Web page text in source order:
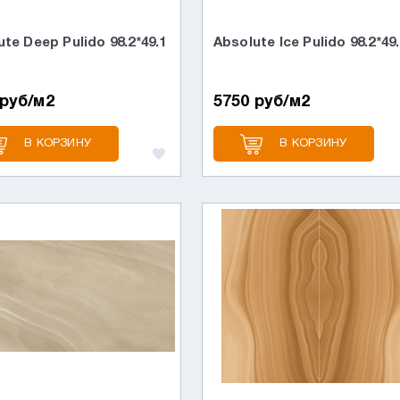
Deep Pulido 98.2*49.1
м2
В КОРЗИНУ
Absolute Ice Pulido
5750 руб/м2
В КОРЗИНУ